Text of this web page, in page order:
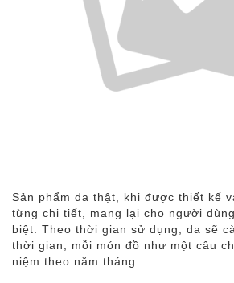
Sản phẩm da thật, khi được thiết kế
từng chi tiết, mang lại cho người
biệt. Theo thời gian sử dụng, da sẽ
thời gian, mỗi món đồ như một câu
niệm theo năm tháng.